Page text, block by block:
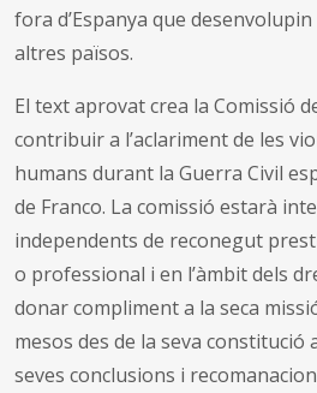
fora d’Espanya que
altres països.
El text aprovat crea la Comissió
contribuir a l’aclariment de les
humans durant la Guerra Civil
de Franco. La comissió estarà
independents de reconegut
o professional i en l’àmbit dels
donar compliment a la seca
mesos des de la seva constitució
seves conclusions i